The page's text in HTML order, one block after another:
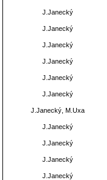
J.Janecký
J.Janecký
J.Janecký
J.Janecký
J.Janecký
J.Janecký
J.Janecký, M.Uxa
J.Janecký
J.Janecký
J.Janecký
J.Janecký